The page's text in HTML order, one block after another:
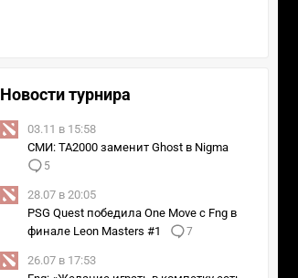
Новости турнира
03.11 в 15:58
СМИ: TA2000 заменит Ghost в Nigma
5
28.07 в 20:05
PSG Quest победила One Move с Fng в
финале Leon Masters #1
7
26.07 в 17:53